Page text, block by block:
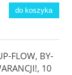
do koszyka
FLOW, BY-
10